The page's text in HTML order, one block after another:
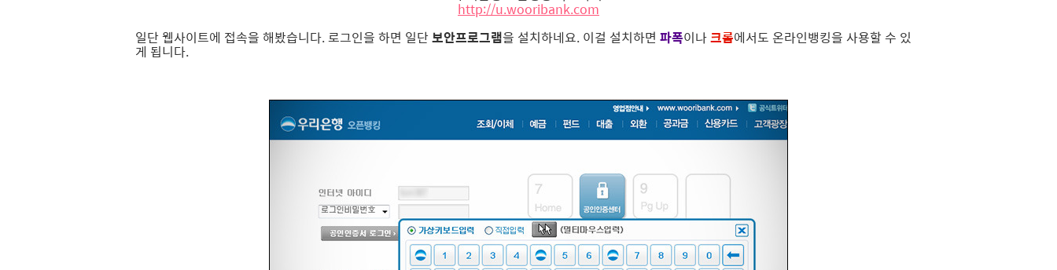
http://u.wooribank.com
일단 웹사이트에 접속을 해봤습니다. 로그인을 하면 일단 보안프로그램을 설치하네요. 이걸 설치하면 파폭이나크롬에서도 온라인뱅킹을 사용할 수 있
게 됩니다.